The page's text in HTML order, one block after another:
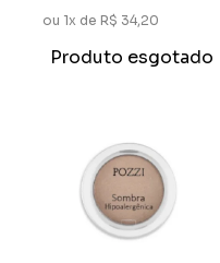
ou 1x de R$ 34,20
Produto esgotado